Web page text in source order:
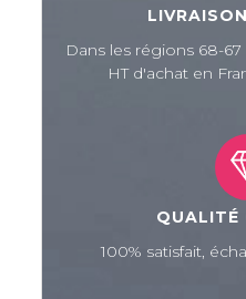
Dans les régions 68-
HT d'achat en
QUALITÉ
100% satisfait,